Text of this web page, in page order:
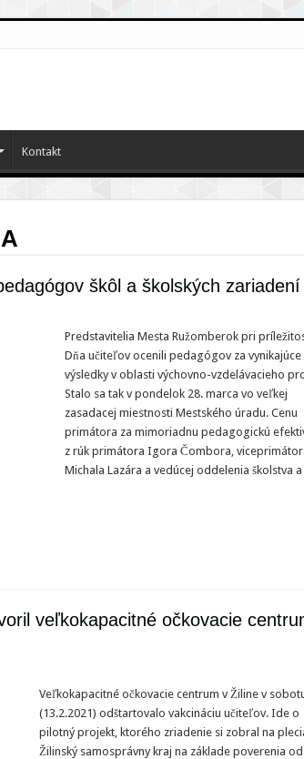
Kontakt
škôl a školských zariadení
Predstavitelia Mesta Ružomberok pri
Dňa učiteľov ocenili pedagógov za vynikajúce
výsledky v oblasti výchovno-vzdelávacieho
Stalo sa tak v pondelok 28. marca vo veľkej
zasadacej miestnosti Mestského úradu. Cenu
primátora za mimoriadnu pedagogickú
z rúk primátora Igora Čombora,
Michala Lazára a vedúcej oddelenia školstva a
veľkokapacitné očkovacie
Veľkokapacitné očkovacie centrum v Žiline v
(13.2.2021) odštartovalo vakcináciu učiteľov. Ide o
pilotný projekt, ktorého zriadenie si zobral na
Žilinský samosprávny kraj na základe poverenia od